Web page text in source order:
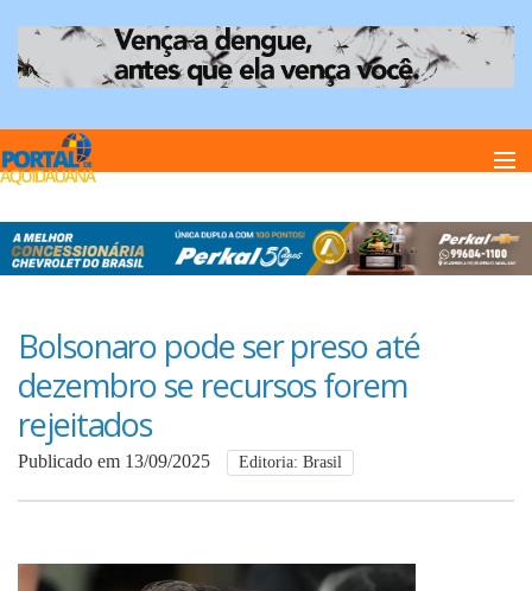
Home
Anuncie
Anuncie
Bolsonaro pode ser preso até
dezembro se recursos forem
rejeitados
Publicado em 13/09/2025 Editoria: Brasil